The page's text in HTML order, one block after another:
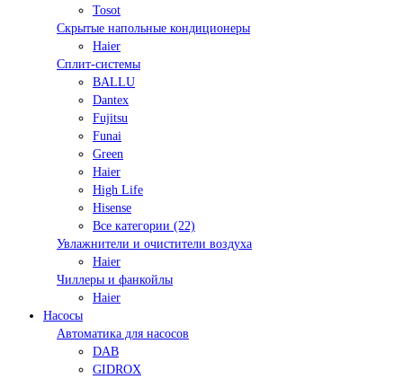
Tosot
Скрытые напольные кондиционеры
Haier
Сплит-системы
BALLU
Dantex
Fujitsu
Funai
Green
Haier
High Life
Hisense
Все категории (22)
Увлажнители и очистители воздуха
Haier
Чиллеры и фанкойлы
Haier
Насосы
Автоматика для насосов
DAB
GIDROX